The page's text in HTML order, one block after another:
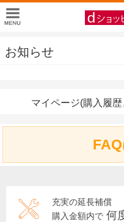
お知らせ
マイページ(購入履
充実の延長補償
購入金額内で 何